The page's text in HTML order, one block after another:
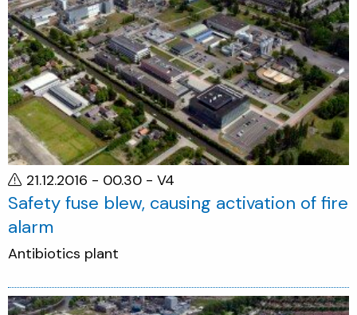
21.12.2016 - 00.30 - V4
Safety fuse blew, causing activation of fire
alarm
Antibiotics plant